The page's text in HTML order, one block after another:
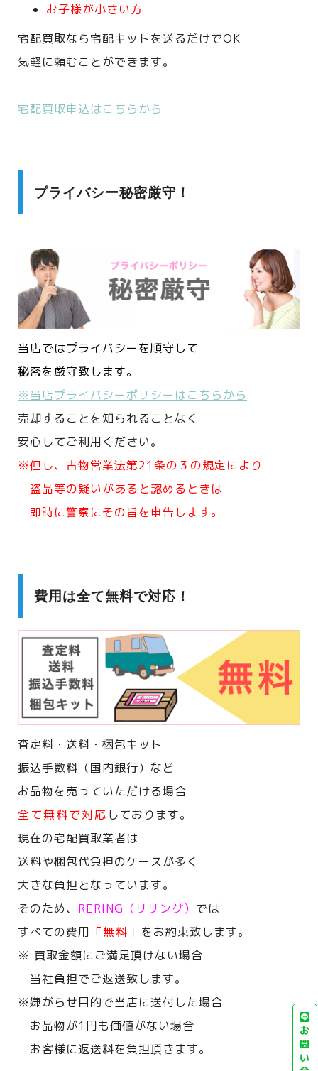
お子様が小さい方
宅配買取なら宅配キットを送るだけでOK
気軽に頼むことができます。
宅配買取申込はこちらから
プライバシー秘密厳守！
当店ではプライバシーを順守して
秘密を厳守致します。
※当店プライバシーポリシーはこちらから
売却することを知られることなく
安心してご利用ください。
※但し、古物営業法第21条の３の規定により
盗品等の疑いがあると認めるときは
即時に警察にその旨を申告します。
費用は全て無料で対応！
査定料・送料・梱包キット
振込手数料（国内銀行）など
お品物を売っていただける場合
全て無料で対応 しております。
現在の宅配買取業者は
送料や梱包代負担のケースが多く
大きな負担となっています。
そのため、 RERING（リリング） では
すべての費用 「無料」 をお約束致します。
※ 買取金額にご満足頂けない場合
当社負担でご返送致します。
※嫌がらせ目的で当店に送付した場合
お品物が1円も価値がない場合
お客様に返送料を負担頂きます。
お
問
い